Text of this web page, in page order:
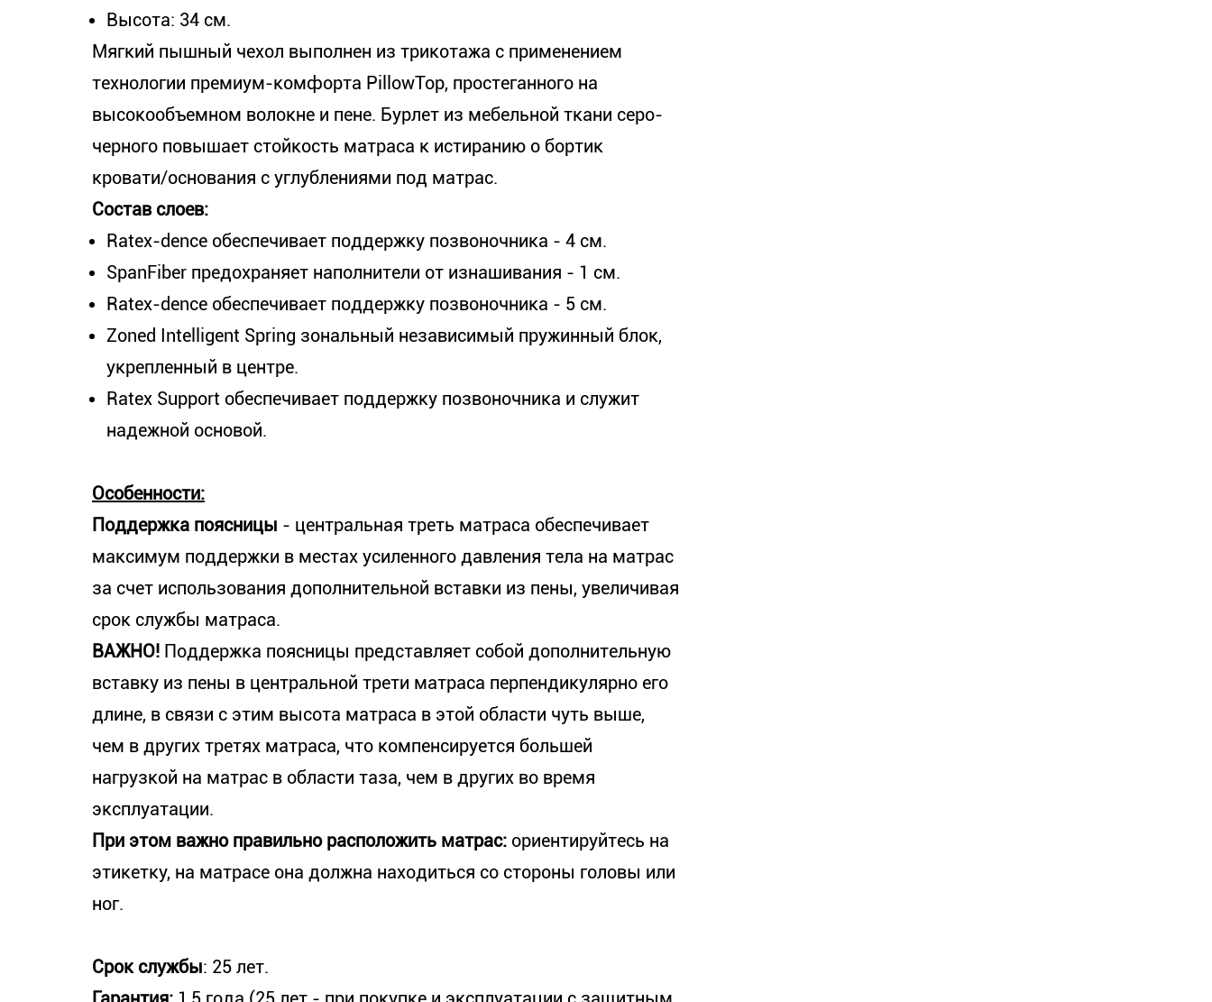
Высота: 34 см.
Мягкий пышный чехол выполнен из трикотажа с применением
технологии премиум-комфорта PillowTop, простеганного на
высокообъемном волокне и пене. Бурлет из мебельной ткани серо-
черного повышает стойкость матраса к истиранию о бортик
кровати/основания с углублениями под матрас.
Состав слоев:
Ratex-dence обеспечивает поддержку позвоночника - 4 см.
SpanFiber предохраняет наполнители от изнашивания - 1 см.
Ratex-dence обеспечивает поддержку позвоночника - 5 см.
Zoned Intelligent Spring зональный независимый пружинный блок,
укрепленный в центре.
Ratex Support обеспечивает поддержку позвоночника и служит
надежной основой.
Особенности:
Поддержка поясницы - центральная треть матраса обеспечивает
максимум поддержки в местах усиленного давления тела на матрас
за счет использования дополнительной вставки из пены, увеличивая
срок службы матраса.
ВАЖНО! Поддержка поясницы представляет собой дополнительную
вставку из пены в центральной трети матраса перпендикулярно его
длине, в связи с этим высота матраса в этой области чуть выше,
чем в других третях матраса, что компенсируется большей
нагрузкой на матрас в области таза, чем в других во время
эксплуатации.
При этом важно правильно расположить матрас: ориентируйтесь на
этикетку, на матрасе она должна находиться со стороны головы или
ног.
Срок службы: 25 лет.